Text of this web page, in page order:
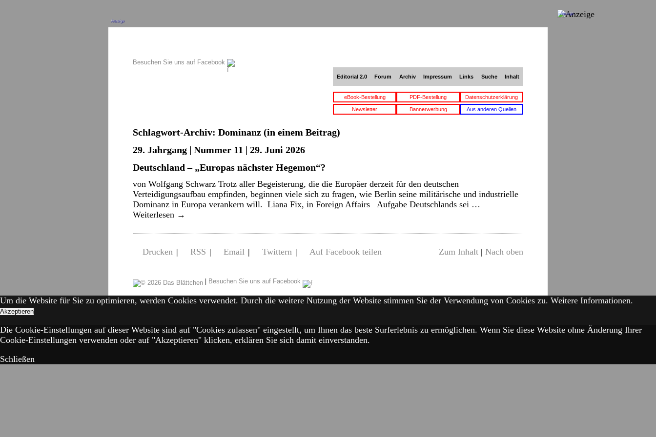
Anzeige
Besuchen Sie uns auf Facebook
Editorial 2.0 Forum Archiv Impressum Links Suche Inhalt
eBook-Bestellung PDF-Bestellung Datenschutzerklärung
Newsletter Bannerwerbung Aus anderen Quellen
Schlagwort-Archiv: Dominanz (in einem Beitrag)
29. Jahrgang | Nummer 11 | 29. Juni 2026
Deutschland – „Europas nächster Hegemon“?
von Wolfgang Schwarz Trotz aller Begeisterung, die die Europäer derzeit für den deutschen
Verteidigungsaufbau empfinden, beginnen viele sich zu fragen, wie Berlin seine militärische und industrielle
Dominanz in Europa verankern will. Liana Fix, in Foreign Affairs Aufgabe Deutschlands sei …
Weiterlesen →
Drucken | RSS | Email | Twittern | Auf Facebook teilen Zum Inhalt | Nach oben
| Besuchen Sie uns auf Facebook
Anzeige
Um die Website für Sie zu optimieren, werden Cookies verwendet. Durch die weitere Nutzung der Website stimmen Sie der Verwendung von Cookies zu. Weitere Informationen.
Akzeptieren
Die Cookie-Einstellungen auf dieser Website sind auf "Cookies zulassen" eingestellt, um Ihnen das beste Surferlebnis zu ermöglichen. Wenn Sie diese Website ohne Änderung Ihrer
Cookie-Einstellungen verwenden oder auf "Akzeptieren" klicken, erklären Sie sich damit einverstanden.
Schließen